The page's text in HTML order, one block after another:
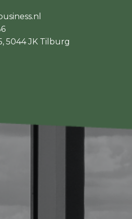
5044 JK Tilburg